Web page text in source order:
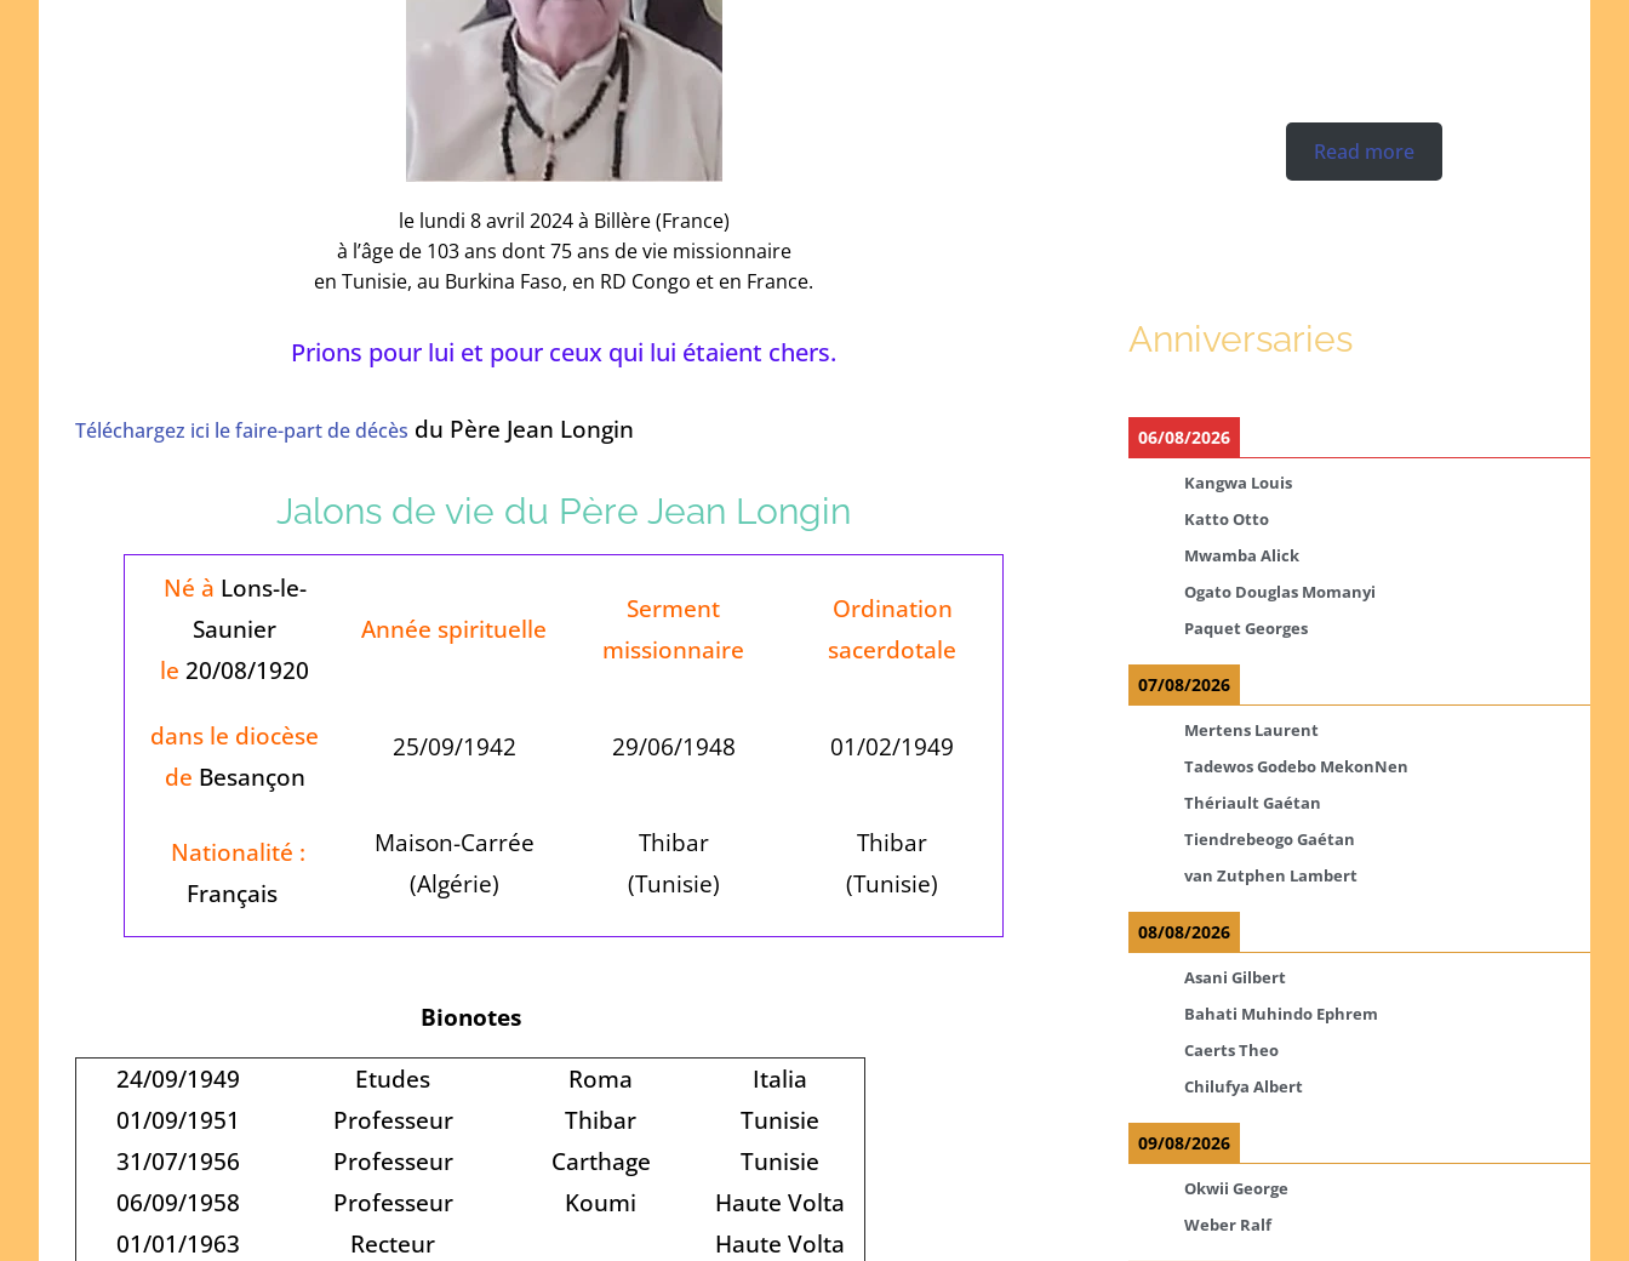
le lundi 8 avril 2024 à Billère (France)
à l’âge de 103 ans dont 75 ans de vie missionnaire
en Tunisie, au Burkina Faso, en RD Congo et en France.
Prions pour lui et pour ceux qui lui étaient chers.
Téléchargez ici le faire-part de décès du Père Jean Longin
Jalons de vie du Père Jean Longin
Né à Lons-le-
Saunier
le 20/08/1920
Année spirituelle
Serment
missionnaire
Ordination
sacerdotale
dans le diocèse
de Besançon
25/09/1942 29/06/1948 01/02/1949
Nationalité :
Français
Maison-Carrée
(Algérie)
Thibar
(Tunisie)
Thibar
(Tunisie)
Bionotes
24/09/1949
Etudes Roma
Italia
01/09/1951
Professeur Thibar
Tunisie
31/07/1956
Professeur Carthage
Tunisie
06/09/1958
Professeur Koumi
Haute Volta
01/01/1963
Recteur
Haute Volta
Read more
Anniversaries
06/08/2026
Kangwa Louis
Katto Otto
Mwamba Alick
Ogato Douglas Momanyi
Paquet Georges
07/08/2026
Mertens Laurent
Tadewos Godebo MekonNen
Thériault Gaétan
Tiendrebeogo Gaétan
van Zutphen Lambert
08/08/2026
Asani Gilbert
Bahati Muhindo Ephrem
Caerts Theo
Chilufya Albert
09/08/2026
Okwii George
Weber Ralf